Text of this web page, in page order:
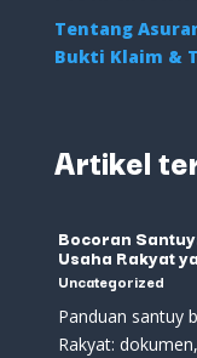
Tentang
Bukti Klaim &
Artikel
Bocoran
Usaha Rakyat
Uncategorized
Panduan santuy
Rakyat: